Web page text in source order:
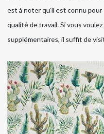
est à noter qu'il est connu
qualité de travail. Si vous
supplémentaires, il suffit de